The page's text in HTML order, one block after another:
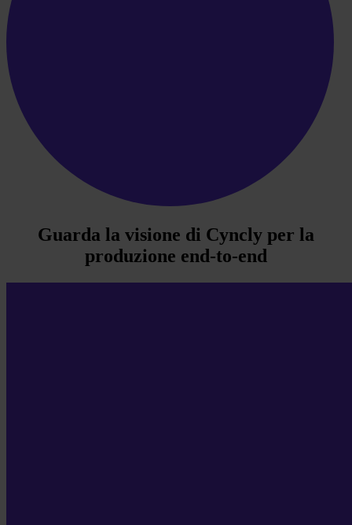
Guarda la visione di Cyncly per la
produzione end-to-end